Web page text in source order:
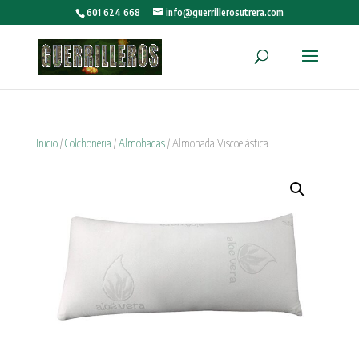
601 624 668 info@guerrillerosutrera.com
Inicio/Colchoneria /Almohadas/ Almohada Viscoelástica